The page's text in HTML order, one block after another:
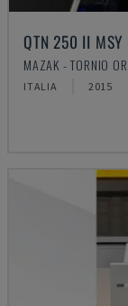
QTN 250 II MSY
MAZAK - TORNIO
ITALIA 2015